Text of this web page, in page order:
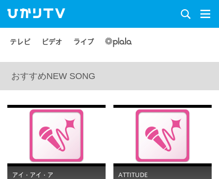
テレビ ビデオ ライブ
おすすめNEW SONG
アイ・アイ・ア ATTITUDE